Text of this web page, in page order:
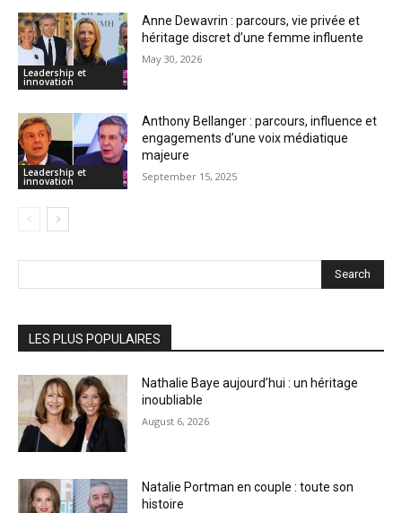
Leadership et
innovation
Anne Dewavrin : parcours, vie privée et
héritage discret d’une femme influente
May 30, 2026
Leadership et
innovation
Anthony Bellanger : parcours, influence et
engagements d’une voix médiatique
majeure
September 15, 2025
Search
LES PLUS POPULAIRES
Nathalie Baye aujourd’hui : un héritage
inoubliable
August 6, 2026
Natalie Portman en couple : toute son
histoire